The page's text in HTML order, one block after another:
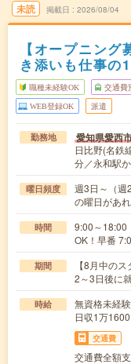
未読 掲載日 2026/08/04
【オープニン
き添いも仕事の
職種未経験OK 交通費
WEB登録OK 派遣
勤務地 愛知県愛西
日比野(名鉄
分／永和駅
曜日頻度
週3日～（週
の曜日があ
時間
9:00～18:00
OK！早番
期間
【8月中の
2～3日後に
時給
無資格未経
日収1万
交通費
交通費全額